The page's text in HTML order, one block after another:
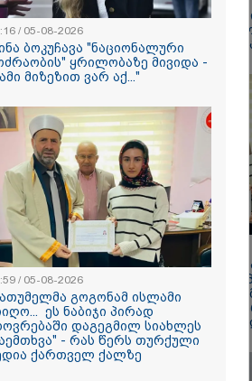
- გიგა
პირველი
გათიშვა -
ის წევრი
მეორე
-
ნაწილი,
- რა
თინა ბოკუჩავა
მოძრაობის"
"სამი მიზეზით ვარ
13:59 / 05-08-2026
"ბათუმელმა
მიიღო... ეს ნაბიჯი
ცხოვრებაში
დაემთხვა" - რას
მედია ქართველ
/ 05-08-2026
ბოკუჩავა "ნაციონალური
ყრილობაზე მივიდა -
მიზეზით ვარ აქ..."
/ 05-08-2026
გოგონამ ისლამი
ეს ნაბიჯი პირად
დაგეგმილ სიახლეს
- რას წერს თურქული
ქართველ ქალზე